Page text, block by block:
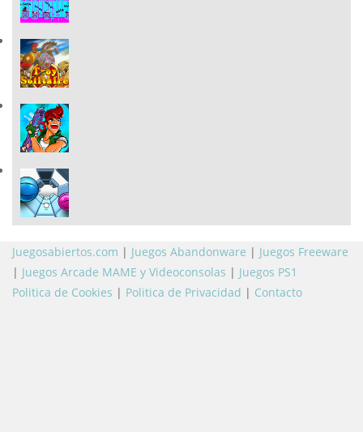
Juegosabiertos.com | Juegos Abandonware | Juegos Freeware
| Juegos Arcade MAME y Videoconsolas | Juegos PS1
Politica de Cookies | Politica de Privacidad | Contacto